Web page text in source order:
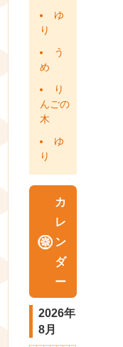
ゆ
り
う
め
り
んごの
木
ゆ
り
カ
レ
ン
ダ
ー
2026年
8月